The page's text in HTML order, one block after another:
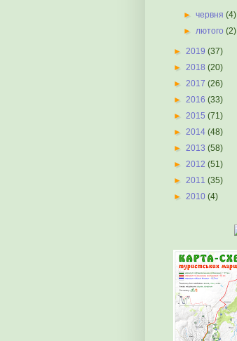
►червня(4)
►лютого(2)
► 2019 (37)
► 2018 (20)
► 2017 (26)
► 2016 (33)
► 2015 (71)
► 2014 (48)
► 2013 (58)
► 2012 (51)
► 2011 (35)
► 2010 (4)